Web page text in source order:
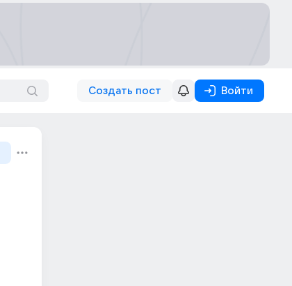
Создать пост Войти